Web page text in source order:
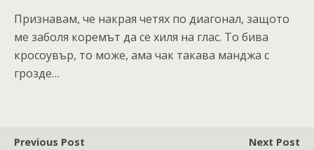
Признавам, че накрая четях по диагонал, защото
ме заболя коремът да се хиля на глас. То бива
кросоувър, то може, ама чак такава манджа с
грозде…
Previous Post
Next Post